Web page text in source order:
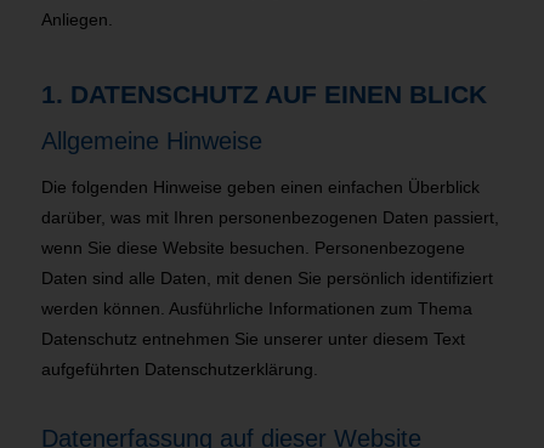
Anliegen.
1. DATENSCHUTZ AUF EINEN BLICK
Allgemeine Hinweise
Die folgenden Hinweise geben einen einfachen Überblick
darüber, was mit Ihren personenbezogenen Daten passiert,
wenn Sie diese Website besuchen. Personenbezogene
Daten sind alle Daten, mit denen Sie persönlich identifiziert
werden können. Ausführliche Informationen zum Thema
Datenschutz entnehmen Sie unserer unter diesem Text
aufgeführten Datenschutzerklärung.
Datenerfassung auf dieser Website